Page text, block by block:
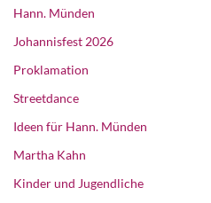
Hann. Münden
Johannisfest 2026
Proklamation
Streetdance
Ideen für Hann. Münden
Martha Kahn
Kinder und Jugendliche